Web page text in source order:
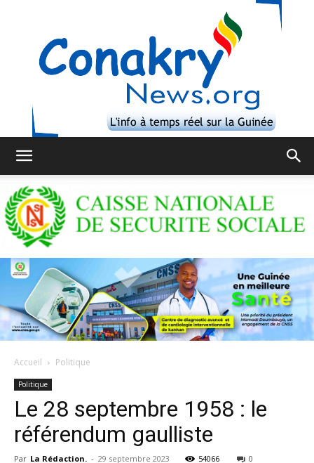
Accueil Politique
Politique
Le 28 septembre 1958 : le
référendum gaulliste
Par La Rédaction. - 29 septembre 2023 54066 0